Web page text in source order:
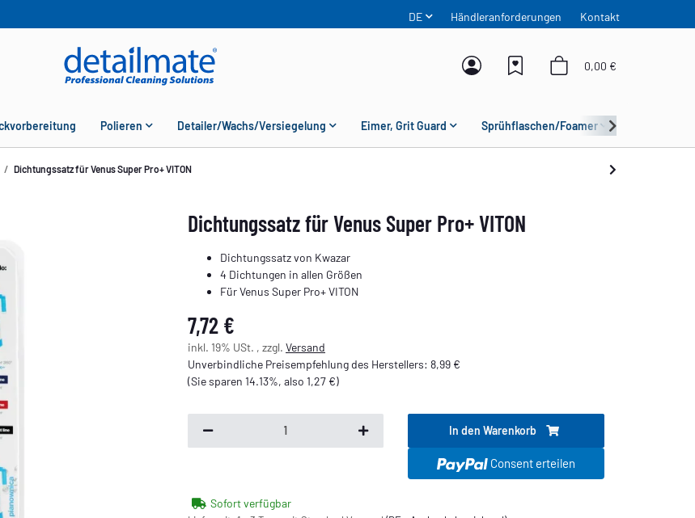
DE Händleranforderungen Kontakt
0,00 €
Polieren Detailer/Wachs/Versiegelung Eimer, Grit Guard Sprühflaschen/Foamer
Dichtungssatz für Venus Super Pro+ VITON
Dichtungssatz für Venus Super Pro+ VITON
Dichtungssatz von Kwazar
4 Dichtungen in allen Größen
Für Venus Super Pro+ VITON
7,72 €
inkl. 19% USt. , zzgl. Versand
Unverbindliche Preisempfehlung des Herstellers: 8,99 €
(Sie sparen 14.13%, also 1,27 €)
In den Warenkorb
Consent erteilen
Sofort verfügbar